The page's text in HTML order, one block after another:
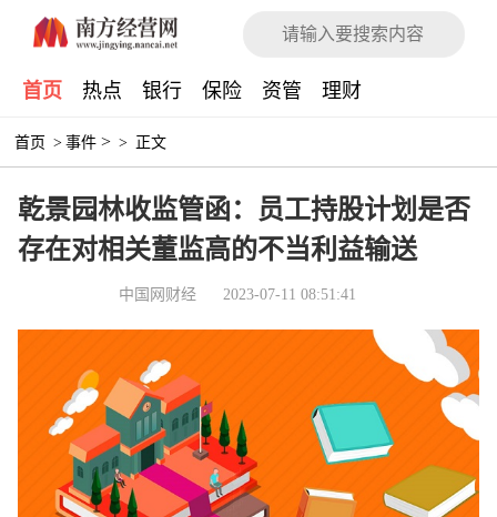
首页 热点 银行 保险 资管 理财
首页 > 事件 > > 正文
乾景园林收监管函：员工持股计划是否
存在对相关董监高的不当利益输送
中国网财经 2023-07-11 08:51:41